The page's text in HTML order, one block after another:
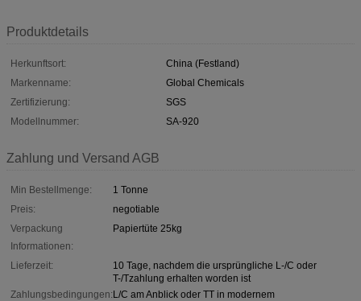
Produktdetails
Herkunftsort:
China (Festland)
Markenname:
Global Chemicals
Zertifizierung:
SGS
Modellnummer:
SA-920
Zahlung und Versand AGB
Min Bestellmenge:
1 Tonne
Preis:
negotiable
Verpackung
Informationen:
Papiertüte 25kg
Lieferzeit:
10 Tage, nachdem die ursprüngliche L-/C oder
T-/Tzahlung erhalten worden ist
Zahlungsbedingungen:L/C am Anblick oder TT in modernem